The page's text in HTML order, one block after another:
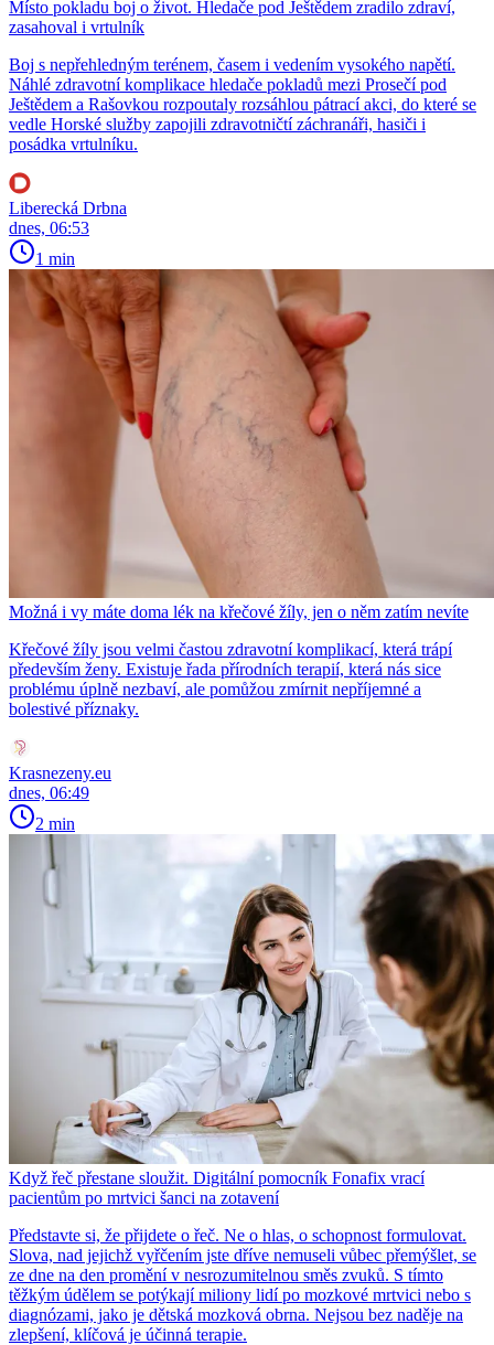
Místo pokladu boj o život. Hledače pod Ještědem zradilo zdraví,
zasahoval i vrtulník
Boj s nepřehledným terénem, časem i vedením vysokého napětí.
Náhlé zdravotní komplikace hledače pokladů mezi Prosečí pod
Ještědem a Rašovkou rozpoutaly rozsáhlou pátrací akci, do které se
vedle Horské služby zapojili zdravotničtí záchranáři, hasiči i
posádka vrtulníku.
Liberecká Drbna
dnes, 06:53
1 min
Možná i vy máte doma lék na křečové žíly, jen o něm zatím nevíte
Křečové žíly jsou velmi častou zdravotní komplikací, která trápí
především ženy. Existuje řada přírodních terapií, která nás sice
problému úplně nezbaví, ale pomůžou zmírnit nepříjemné a
bolestivé příznaky.
Krasnezeny.eu
dnes, 06:49
2 min
Když řeč přestane sloužit. Digitální pomocník Fonafix vrací
pacientům po mrtvici šanci na zotavení
Představte si, že přijdete o řeč. Ne o hlas, o schopnost formulovat.
Slova, nad jejichž vyřčením jste dříve nemuseli vůbec přemýšlet, se
ze dne na den promění v nesrozumitelnou směs zvuků. S tímto
těžkým údělem se potýkají miliony lidí po mozkové mrtvici nebo s
diagnózami, jako je dětská mozková obrna. Nejsou bez naděje na
zlepšení, klíčová je účinná terapie.